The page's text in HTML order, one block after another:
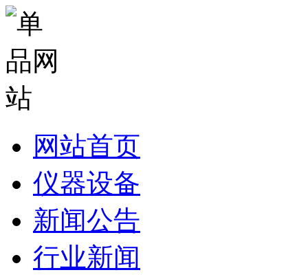
网站首页
仪器设备
新闻公告
行业新闻